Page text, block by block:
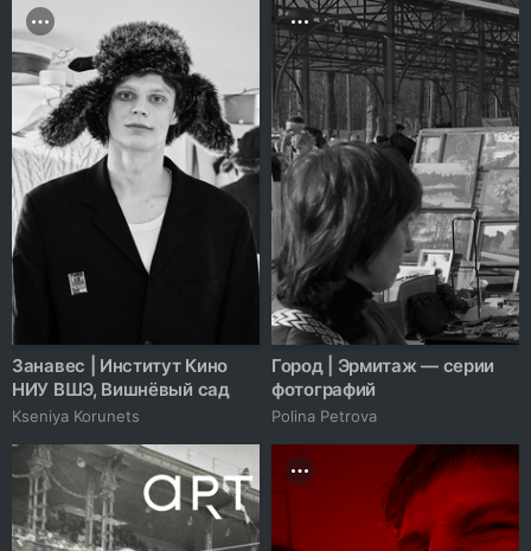
Занавес | Институт Кино
НИУ ВШЭ, Вишнёвый сад
Kseniya Korunets
Город | Эрмитаж — серии
фотографий
Polina Petrova